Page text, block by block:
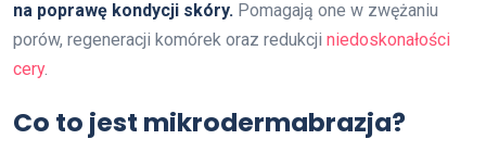
na poprawę kondycji skóry. Pomagają one w zwężaniu
porów, regeneracji komórek oraz redukcji niedoskonałości
cery.
Co to jest mikrodermabrazja?